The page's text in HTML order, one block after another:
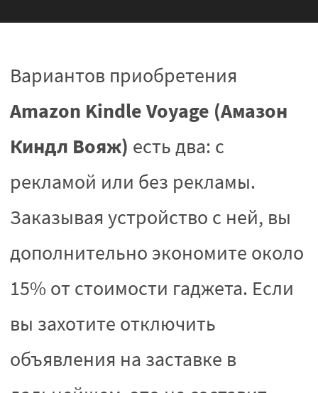
Вариантов приобретения
Amazon Kindle Voyage (Амазон
Киндл Вояж) есть два: с
рекламой или без рекламы.
Заказывая устройство с ней, вы
дополнительно экономите около
15% от стоимости гаджета. Если
вы захотите отключить
объявления на заставке в